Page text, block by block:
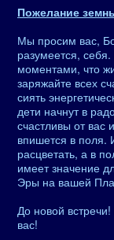
Пожелание
Мы просим вас,
разумеется,
моментами, что
заряжайте всех
сиять
дети начнут в
счастливы от вас
впишется в поля.
расцветать, а в
имеет значение
Эры на вашей
До новой
вас!